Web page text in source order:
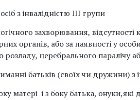
з інвалідністю III групи
захворювання, відсутності
органів, або за наявності у
розладу, церебрального паралічу
батьків (своїх чи дружини) з
матері і з боку батька,